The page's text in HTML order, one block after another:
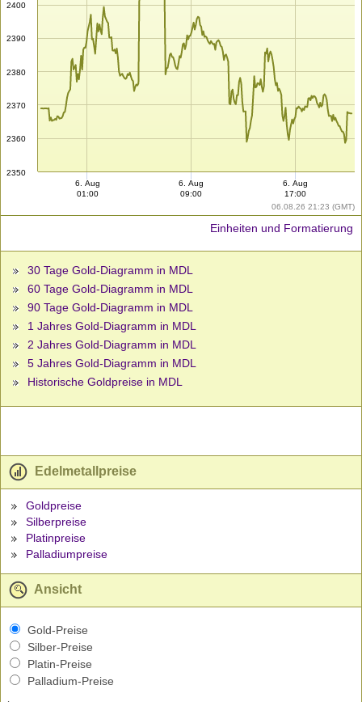
06.08.26 21:23 (GMT)
2350
2360
2370
2380
2390
2400
6. Aug
01:00
6. Aug
09:00
6. Aug
17:00
Einheiten und Formatierung
30 Tage Gold-Diagramm in MDL
60 Tage Gold-Diagramm in MDL
90 Tage Gold-Diagramm in MDL
1 Jahres Gold-Diagramm in MDL
2 Jahres Gold-Diagramm in MDL
5 Jahres Gold-Diagramm in MDL
Historische Goldpreise in MDL
Edelmetallpreise
Goldpreise
Silberpreise
Platinpreise
Palladiumpreise
Ansicht
Gold-Preise
Silber-Preise
Platin-Preise
Palladium-Preise